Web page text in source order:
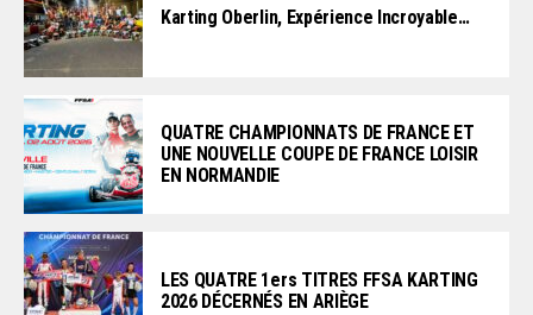
Karting Oberlin, Expérience Incroyable…
QUATRE CHAMPIONNATS DE FRANCE ET
UNE NOUVELLE COUPE DE FRANCE LOISIR
EN NORMANDIE
LES QUATRE 1ers TITRES FFSA KARTING
2026 DÉCERNÉS EN ARIÈGE